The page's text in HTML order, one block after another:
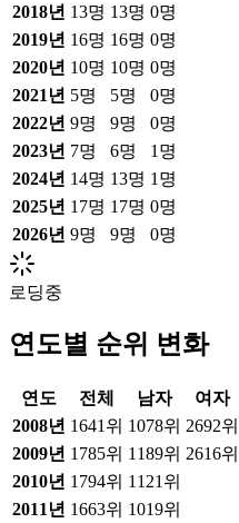
2018년 13명 13명 0명
2019년 16명 16명 0명
2020년 10명 10명 0명
2021 년 5명 5명 0명
2022년 9명 9명 0명
2023년 7명 6명 1 명
2024년 14명 13명 1 명
2025년 17명 17명 0명
2026년 9명 9명 0명
로딩중
연도별 순위 변화
연도 전체 남자
여자
2008년 1641위 1078위 2692위
2009년 1785위 1189위 2616위
2010년 1794위 1121위
2011 년 1663위 1019위